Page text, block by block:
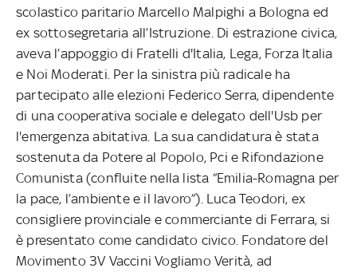
scolastico paritario Marcello Malpighi a Bologna ed
ex sottosegretaria all’Istruzione. Di estrazione civica,
aveva l’appoggio di Fratelli d'Italia, Lega, Forza Italia
e Noi Moderati. Per la sinistra più radicale ha
partecipato alle elezioni Federico Serra, dipendente
di una cooperativa sociale e delegato dell'Usb per
l'emergenza abitativa. La sua candidatura è stata
sostenuta da Potere al Popolo, Pci e Rifondazione
Comunista (confluite nella lista “Emilia-Romagna per
la pace, l’ambiente e il lavoro”). Luca Teodori, ex
consigliere provinciale e commerciante di Ferrara, si
è presentato come candidato civico. Fondatore del
Movimento 3V Vaccini Vogliamo Verità, ad